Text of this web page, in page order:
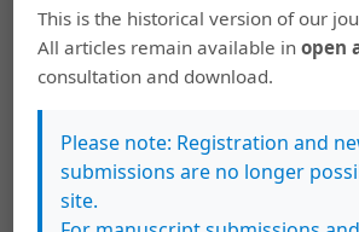
Revista de Ciencias Sociales,
Revista de Ciencias Sociales:
EVALUACIÓN DE PROYECTOS
Revista de Ciencias Sociales,
Revista de Ciencias Sociales:
Globalización: crecimiento
This is the historical version of our
All articles remain available inopen
consultation and download.
Please note: Registration and
submissions are no longer
site.